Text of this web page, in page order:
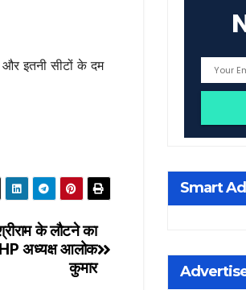
इतनी सीटों के दम
के लौटने का
अध्यक्ष आलोक
कुमार
Smart